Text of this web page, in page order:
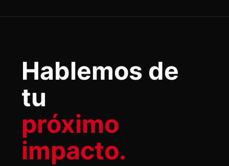
Hablemos de
tu
próximo
impacto.